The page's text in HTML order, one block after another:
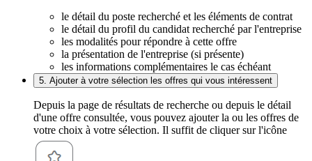
le détail du poste recherché et les éléments de contrat
le détail du profil du candidat recherché par l'entreprise
les modalités pour répondre à cette offre
la présentation de l'entreprise (si présente)
les informations complémentaires le cas échéant
5. Ajouter à votre sélection les offres qui vous intéressent
Depuis la page de résultats de recherche ou depuis le détail
d'une offre consultée, vous pouvez ajouter la ou les offres de
votre choix à votre sélection. Il suffit de cliquer sur l'icône